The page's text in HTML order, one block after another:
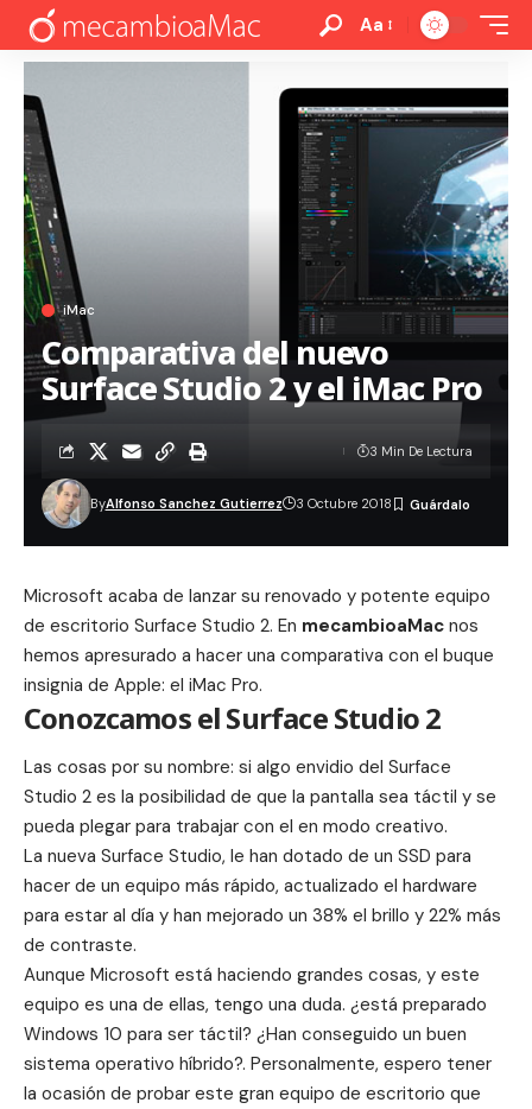
Aa
iMac
Comparativa del nuevo
Surface Studio 2 y el iMac Pro
ByAlfonso Sanchez Gutierrez 3 Octubre 2018
3 Min De Lectura
Microsoft acaba de lanzar su renovado y potente equipo
de escritorio Surface Studio 2. En mecambioaMac nos
hemos apresurado a hacer una comparativa con el buque
insignia de Apple: el iMac Pro.
Conozcamos el Surface Studio 2
Las cosas por su nombre: si algo envidio del Surface
Studio 2 es la posibilidad de que la pantalla sea táctil y se
pueda plegar para trabajar con el en modo creativo.
La nueva Surface Studio, le han dotado de un SSD para
hacer de un equipo más rápido, actualizado el hardware
para estar al día y han mejorado un 38% el brillo y 22% más
de contraste.
Aunque Microsoft está haciendo grandes cosas, y este
equipo es una de ellas, tengo una duda. ¿está preparado
Windows 10 para ser táctil? ¿Han conseguido un buen
sistema operativo híbrido?. Personalmente, espero tener
la ocasión de probar este gran equipo de escritorio que